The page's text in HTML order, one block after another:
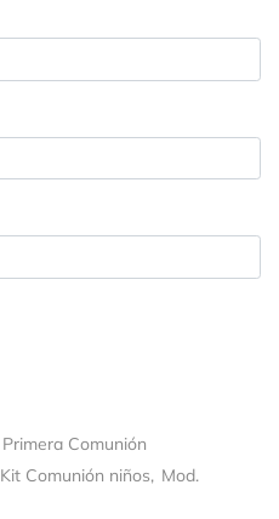
Primera Comunión
Kit Comunión niños, Mod.